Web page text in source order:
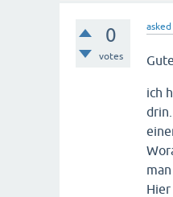
0
votes
asked
ich